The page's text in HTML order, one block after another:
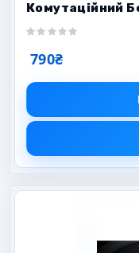
Комутаційний
790₴